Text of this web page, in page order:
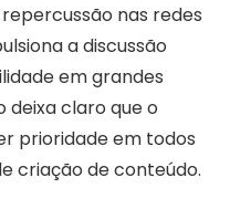
nas redes
a discussão
em grandes
deixa claro que o
prioridade em todos
criação de conteúdo.